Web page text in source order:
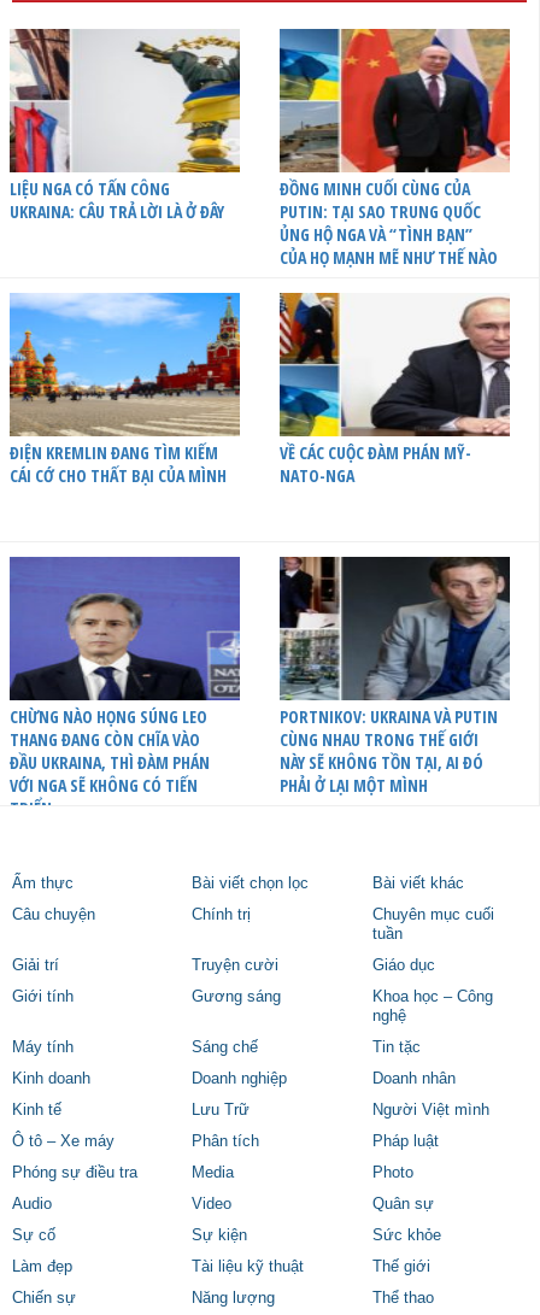
LIỆU NGA CÓ TẤN CÔNG
UKRAINA: CÂU TRẢ LỜI LÀ Ở ĐÂY
ĐỒNG MINH CUỐI CÙNG CỦA
PUTIN: TẠI SAO TRUNG QUỐC
ỦNG HỘ NGA VÀ “TÌNH BẠN”
CỦA HỌ MẠNH MẼ NHƯ THẾ NÀO
ĐIỆN KREMLIN ĐANG TÌM KIẾM
CÁI CỚ CHO THẤT BẠI CỦA MÌNH
VỀ CÁC CUỘC ĐÀM PHÁN MỸ-
NATO-NGA
CHỪNG NÀO HỌNG SÚNG LEO
THANG ĐANG CÒN CHĨA VÀO
ĐẦU UKRAINA, THÌ ĐÀM PHÁN
VỚI NGA SẼ KHÔNG CÓ TIẾN
TRIỂN
PORTNIKOV: UKRAINA VÀ PUTIN
CÙNG NHAU TRONG THẾ GIỚI
NÀY SẼ KHÔNG TỒN TẠI, AI ĐÓ
PHẢI Ở LẠI MỘT MÌNH
Ẩm thực Bài viết chọn lọc
Bài viết khác
Câu chuyện
Chính trị
Chuyên mục cuối
tuần
Giải trí
Truyện cười
Giáo dục
Giới tính
Gương sáng
Khoa học – Công
nghệ
Máy tính
Sáng chế
Tin tặc
Kinh doanh
Doanh nghiệp
Doanh nhân
Kinh tế
Lưu Trữ
Người Việt mình
Ô tô – Xe máy
Phân tích
Pháp luật
Phóng sự điều tra
Media
Photo
Audio
Video
Quân sự
Sự cố
Sự kiện
Sức khỏe
Làm đẹp
Tài liệu kỹ thuật
Thế giới
Chiến sự
Năng lượng Thể thao